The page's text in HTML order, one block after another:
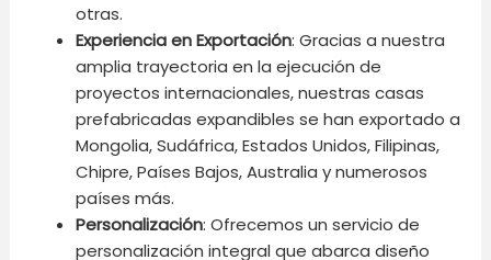
otras.
Experiencia en Exportación: Gracias a nuestra
amplia trayectoria en la ejecución de
proyectos internacionales, nuestras casas
prefabricadas expandibles se han exportado a
Mongolia, Sudáfrica, Estados Unidos, Filipinas,
Chipre, Países Bajos, Australia y numerosos
países más.
Personalización: Ofrecemos un servicio de
personalización integral que abarca diseño